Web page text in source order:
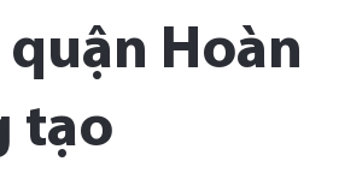
Hoàn
tạo